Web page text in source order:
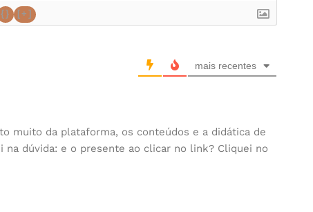
{} [+]
mais recentes
muito da plataforma, os conteúdos e a didática de
na dúvida: e o presente ao clicar no link? Cliquei no